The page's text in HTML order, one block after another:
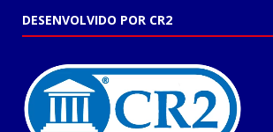
DESENVOLVIDO POR CR2